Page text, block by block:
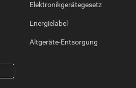
Elektronikgerätegesetz
Energielabel
Altgeräte-Entsorgung